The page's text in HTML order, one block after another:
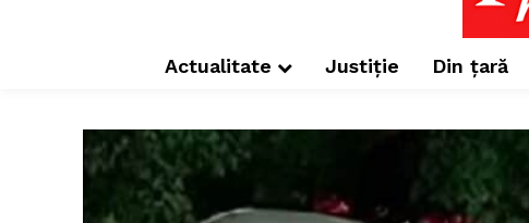
Actualitate Justiție Din țară